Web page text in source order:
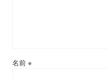
名前 ※